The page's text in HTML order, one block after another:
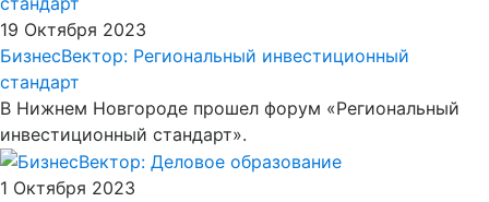
19 Октября 2023
БизнесВектор: Региональный инвестиционный
стандарт
В Нижнем Новгороде прошел форум «Региональный
инвестиционный стандарт».
1 Октября 2023